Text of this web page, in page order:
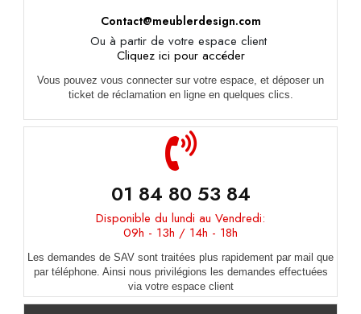
Contact@meublerdesign.com
Ou à partir de votre espace client
Cliquez ici pour accéder
Vous pouvez vous connecter sur votre espace, et déposer un
ticket de réclamation en ligne en quelques clics.
01 84 80 53 84
Disponible du lundi au Vendredi:
09h - 13h / 14h - 18h
Les demandes de SAV sont traitées plus rapidement par mail que
par téléphone. Ainsi nous privilégions les demandes effectuées
via votre espace client